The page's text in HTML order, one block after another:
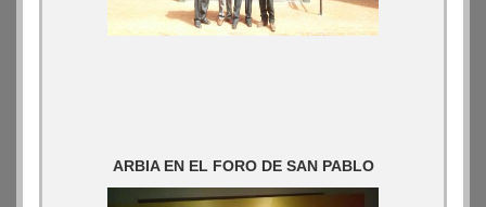
ARBIA EN EL FORO DE SAN PABLO